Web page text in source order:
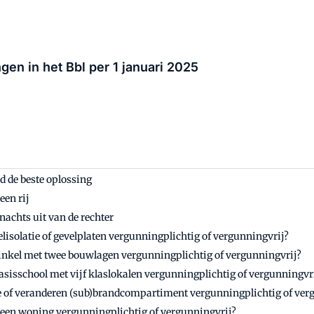
in het Bbl per 1 januari 2025
de beste oplossing
rij
uit van de rechter
of gevelplaten vergunningplichtig of vergunningvrij?
met twee bouwlagen vergunningplichtig of vergunningvrij?
met vijf klaslokalen vergunningplichtig of
veranderen (sub)brandcompartiment vergunningplichtig of